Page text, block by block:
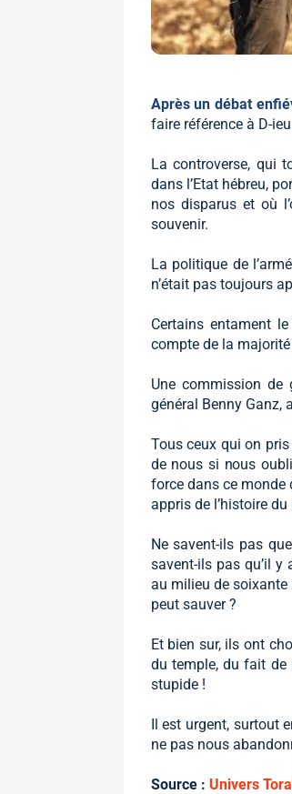
Après un débat
faire référence à D-
La controverse, qui
dans l’Etat hébreu,
nos disparus et où
souvenir.
La politique de
n’était pas toujours
Certains entament
compte de la
Une commission de
général Benny Ganz,
Tous ceux qui on
de nous si nous
force dans ce monde
appris de l’histoire
Ne savent-ils pas
savent-ils pas qu’il
au milieu de soixante
peut sauver ?
Et bien sur, ils ont
du temple, du fait de
stupide !
Il est urgent, surtout
ne pas nous
Source : Univers